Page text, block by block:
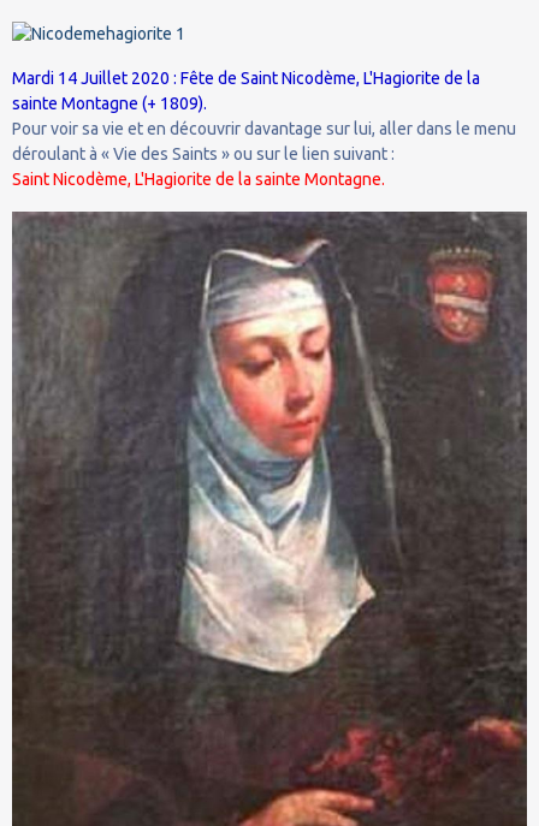
Mardi 14 Juillet 2020 : Fête de Saint Nicodème, L'Hagiorite de la
sainte Montagne (+ 1809).
Pour voir sa vie et en découvrir davantage sur lui, aller dans le menu
déroulant à « Vie des Saints » ou sur le lien suivant :
Saint Nicodème, L'Hagiorite de la sainte Montagne.